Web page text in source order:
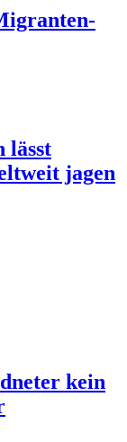
lässt
jagen
kein